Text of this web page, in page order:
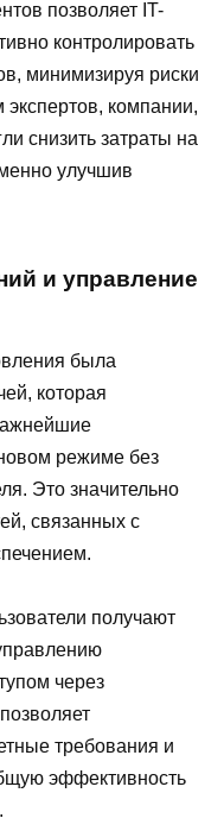
позволяет IT-
контролировать
минимизируя риски
компании,
снизить затраты на
улучшив
и управление
была
которая
режиме без
Это значительно
связанных с
получают
через
требования и
эффективность